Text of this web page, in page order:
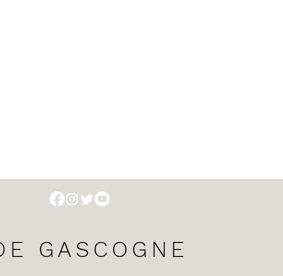
GASCOGNE